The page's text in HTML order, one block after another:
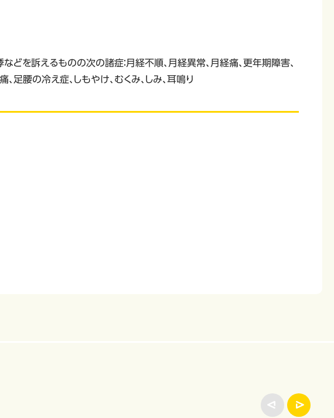
どを訴えるものの次の諸症：月経不順、月経異常、月経痛、更年期障害、
足腰の冷え症、しもやけ、むくみ、しみ、耳鳴り